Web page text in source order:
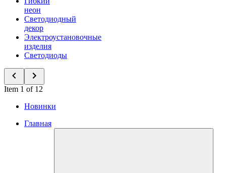
неон
Светодиодный
декор
Электроустановочные
изделия
Светодиоды
Item 1 of 12
Новинки
Главная